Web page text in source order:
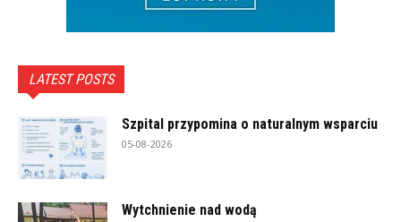
LATEST POSTS
Szpital przypomina o naturalnym wsparciu
05-08-2026
Wytchnienie nad wodą